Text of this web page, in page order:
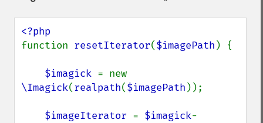
function resetIterator($imagePath ) {
$imagick
\Imagick(realpath($imagePath ));
$imageIterator = $imagick-